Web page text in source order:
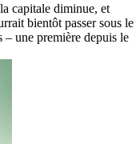
capitale diminue, et
bientôt passer sous le
une première depuis le